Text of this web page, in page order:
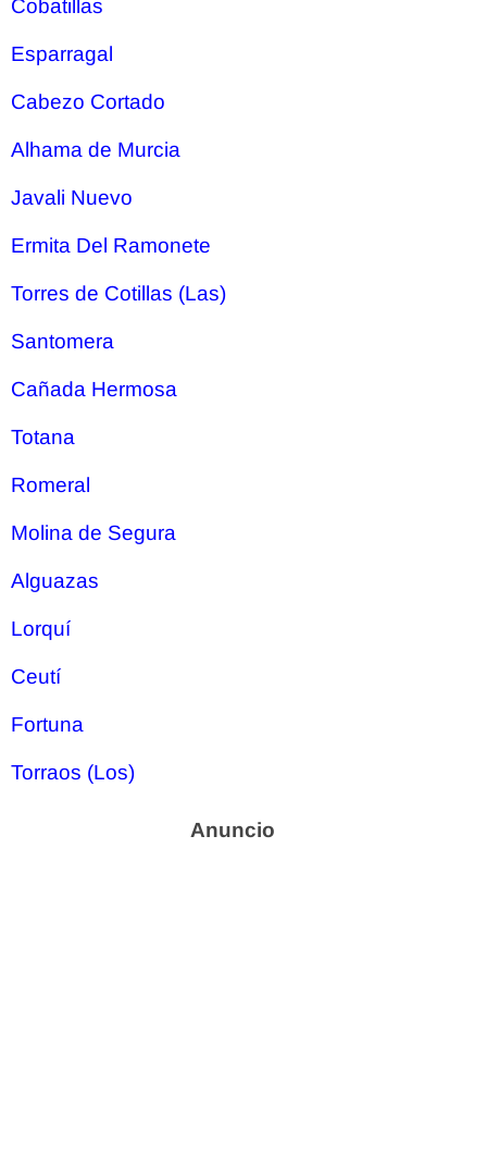
Cobatillas
Esparragal
Cabezo Cortado
Alhama de Murcia
Javali Nuevo
Ermita Del Ramonete
Torres de Cotillas (Las)
Santomera
Cañada Hermosa
Totana
Romeral
Molina de Segura
Alguazas
Lorquí
Ceutí
Fortuna
Torraos (Los)